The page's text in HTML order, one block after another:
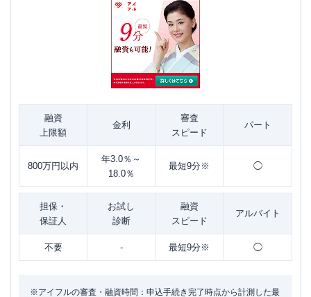
融資
上限額
金利
審査
スピード
パート
800万円以内
年3.0％～
18.0％
最短9分※ ◯
担保・
保証人
お試し
診断
融資
スピード
アルバイト
不要 - 最短9分※ ◯
※アイフルの審査・融資時間：申込手続き完了時点から計測した最